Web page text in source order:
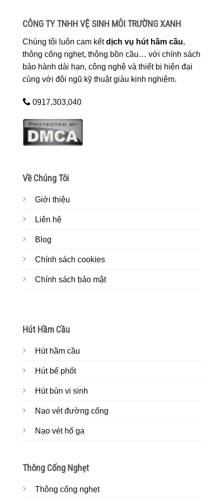
CÔNG TY TNHH VỆ SINH MÔI TRƯỜNG XANH
Chúng tôi luôn cam kếtdịch vụ hút hầm cầu,
thông cống nghẹt, thông bồn cầu… với chính sách
bảo hành dài hạn, công nghệ và thiết bị hiện đại
cùng với đội ngũ kỹ thuật giàu kinh nghiệm.
0917,303,040
Về Chúng Tôi
Giới thiệu
Liên hệ
Blog
Chính sách cookies
Chính sách bảo mật
Hút Hầm Cầu
Hút hầm cầu
Hút bể phốt
Hút bùn vi sinh
Nạo vét đường cống
Nạo vét hố ga
Thông Cống Nghẹt
Thông cống nghẹt